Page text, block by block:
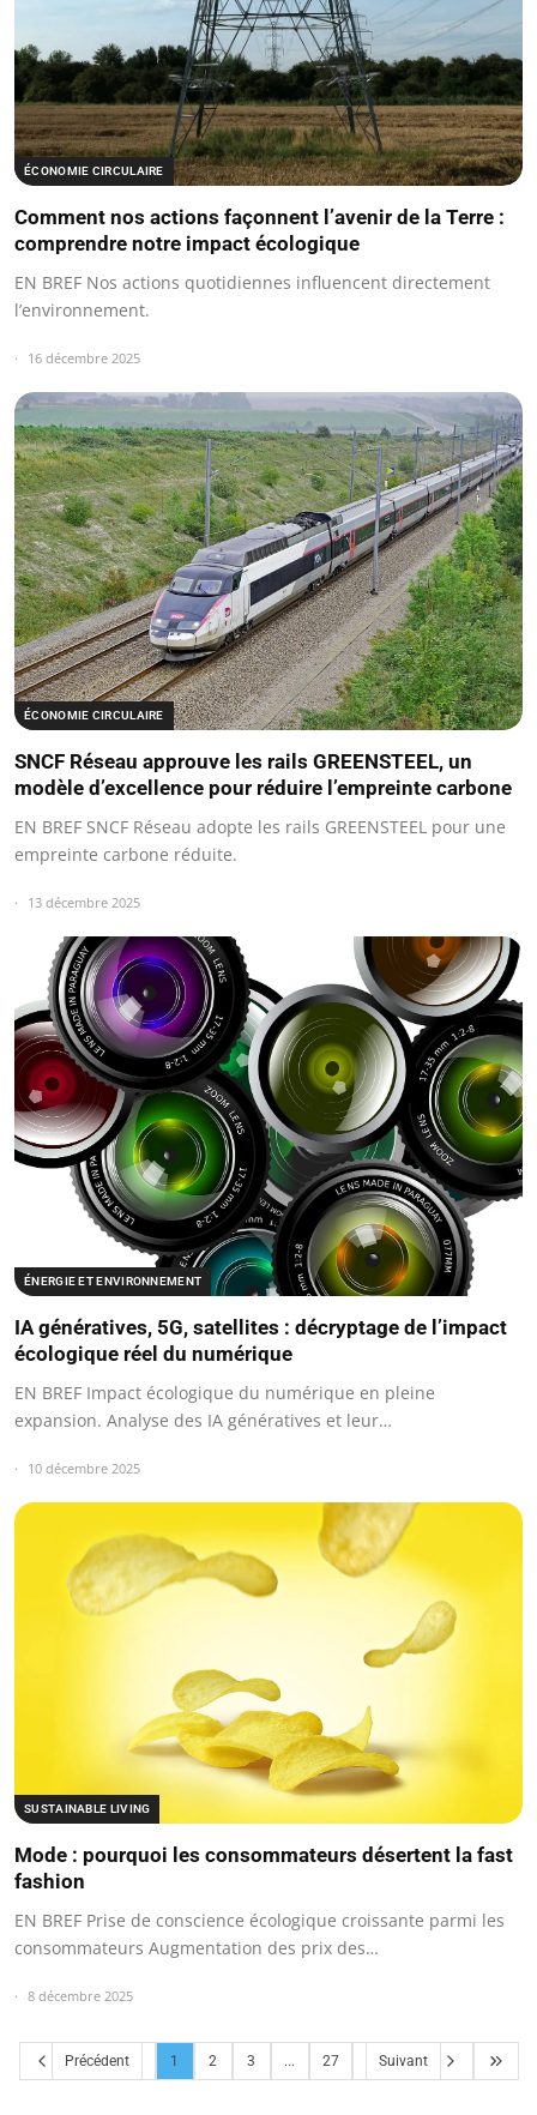
ÉCONOMIE CIRCULAIRE
Comment nos actions façonnent l’avenir de la Terre :
comprendre notre impact écologique
EN BREF Nos actions quotidiennes influencent directement
l’environnement.
16 décembre 2025
ÉCONOMIE CIRCULAIRE
SNCF Réseau approuve les rails GREENSTEEL, un
modèle d’excellence pour réduire l’empreinte carbone
EN BREF SNCF Réseau adopte les rails GREENSTEEL pour une
empreinte carbone réduite.
13 décembre 2025
ÉNERGIE ET ENVIRONNEMENT
IA génératives, 5G, satellites : décryptage de l’impact
écologique réel du numérique
EN BREF Impact écologique du numérique en pleine
expansion. Analyse des IA génératives et leur…
10 décembre 2025
SUSTAINABLE LIVING
Mode : pourquoi les consommateurs désertent la fast
fashion
EN BREF Prise de conscience écologique croissante parmi les
consommateurs Augmentation des prix des…
8 décembre 2025
Précédent 1 2 3 ... 27 Suivant